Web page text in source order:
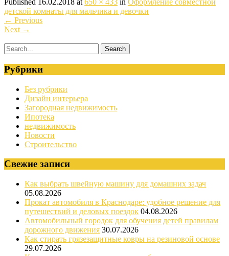
Published 16.02.2018 at 650 × 433 in Оформление совместной
детской комнаты для мальчика и девочки
← Previous
Next →
Рубрики
Без рубрики
Дизайн интерьера
Загородная недвижимость
Ипотека
недвижимость
Новости
Строительство
Свежие записи
Как выбрать швейную машину для домашних задач
05.08.2026
Прокат автомобиля в Краснодаре: удобное решение для
путешествий и деловых поездок 04.08.2026
Автомобильный городок для обучения детей правилам
дорожного движения 30.07.2026
Как стирать грязезащитные ковры на резиновой основе
29.07.2026